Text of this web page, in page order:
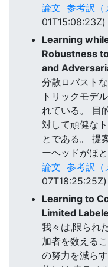
論文 参考訳（
01T15:08:23Z)
Learning
Robustness
and
分散ロバスト
トリックモデ
れている。 目
対して頑健な
とである。 提
ーヘッドがほ
論文 参考訳（
07T18:25:25Z)
Learning to
Limited
我々は,限られ
加者を数える
の努力を減ら